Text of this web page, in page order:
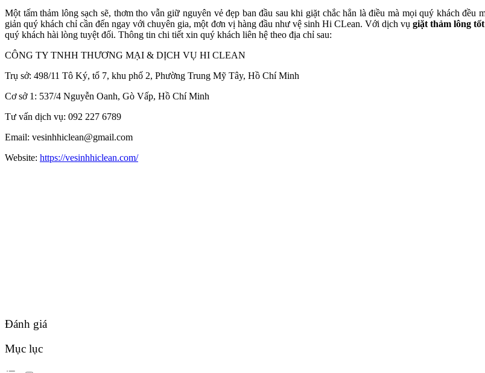
Một tấm thảm lông sạch sẽ, thơm tho vẫn giữ nguyên vẻ đẹp ban đầu sau khi giặt chắc hẳn là điều mà mọi quý khách
giản quý khách chỉ cần đến ngay với chuyên gia, một đơn vị hàng đầu như vệ sinh Hi CLean. Với dịch vụ giặt thảm lông
quý khách hài lòng tuyệt đối. Thông tin chi tiết xin quý khách liên hệ theo địa chỉ sau:
CÔNG TY TNHH THƯƠNG MẠI & DỊCH VỤ HI CLEAN
Trụ sở: 498/11 Tô Ký, tổ 7, khu phố 2, Phường Trung Mỹ Tây, Hồ Chí Minh
Cơ sở 1: 537/4 Nguyễn Oanh, Gò Vấp, Hồ Chí Minh
Tư vấn dịch vụ: 092 227 6789
Email: vesinhhiclean@gmail.com
Website: https://vesinhhiclean.com/
Đánh giá
Mục lục